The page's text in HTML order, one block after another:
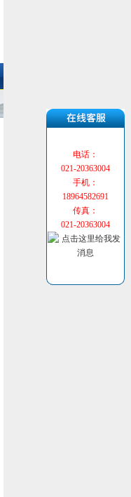
电话：
021-20363004
手机：
18964582691
传真：
021-20363004